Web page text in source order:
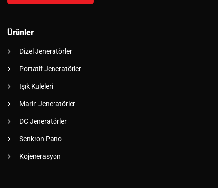
Ürünler
Dizel Jeneratörler
Portatif Jeneratörler
Işık Kuleleri
Marin Jeneratörler
DC Jeneratörler
Senkron Pano
Kojenerasyon